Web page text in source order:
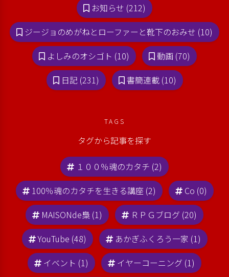
お知らせ (212)
ジージョのめがねとローファーと靴下のおみせ (10)
よしみのオシゴト (10)
動画 (70)
日記 (231)
書簡連載 (10)
TAGS
タグから記事を探す
１００％魂のカタチ (2)
100％魂のカタチを生きる講座 (2)
Co (0)
MAISONde梟 (1)
ＲＰＧブログ (20)
YouTube (48)
あかぎふくろう一家 (1)
イベント (1)
イヤーコーニング (1)